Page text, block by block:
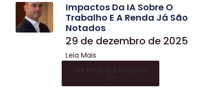
Impactos Da IA Sobre O
Trabalho E A Renda Já São
Notados
29 de dezembro de 2025
Leia Mais
Ver mais publicações